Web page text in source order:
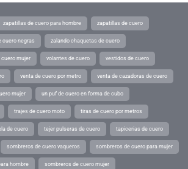
zapatillas de cuero para hombre zapatillas de cuero
cuero negras zalando chaquetas de cuero
cuero mujer volantes de cuero vestidos de cuero
venta de cuero por metro venta de cazadoras de cuero
mujer un puf de cuero en forma de cubo
trajes de cuero moto tiras de cuero por metros
de cuero tejer pulseras de cuero tapicerias de cuero
sombreros de cuero vaqueros sombreros de cuero para mujer
hombre sombreros de cuero mujer